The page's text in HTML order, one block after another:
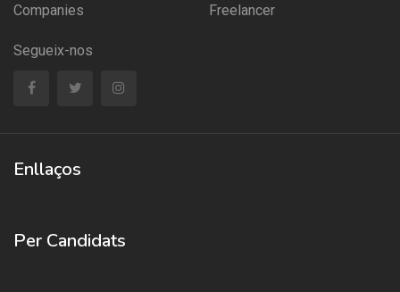
Companies Freelancer
Segueix-nos
Enllaços
Per Candidats